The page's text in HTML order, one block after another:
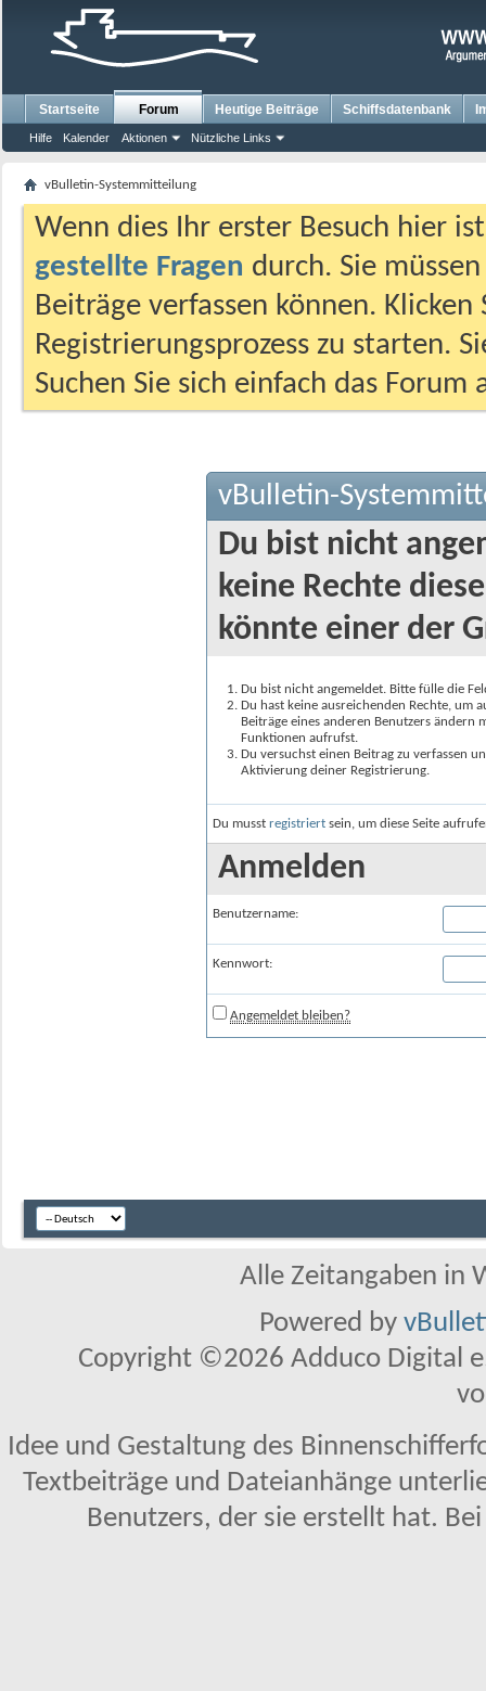
Startseite Forum
Hilfe Kalender Aktionen Nützliche Links
Heutige Beiträge Schiffsdatenbank
vBulletin-Systemmitteilung
Wenn dies Ihr erster Besuch hier
gestellte Fragen durch. Sie
Beiträge verfassen können.
Registrierungsprozess zu starten.
Suchen Sie sich einfach das
vBulletin-
Du bist nicht
keine Rechte
könnte einer der
Du bist nicht angemeldet. Bitte fülle die
Du hast keine ausreichenden Rechte, um
Beiträge eines anderen Benutzers
Funktionen aufrufst.
Du versuchst einen Beitrag zu verfassen
Aktivierung deiner Registrierung.
Du musst registriert sein, um diese Seite
Anmelden
Benutzername:
Kennwort:
Angemeldet bleiben?
Alle Zeitangaben in
Powered by
Copyright ©2026 Adduco Digital
Idee und Gestaltung des
Textbeiträge und Dateianhänge
Benutzers, der sie erstellt hat.